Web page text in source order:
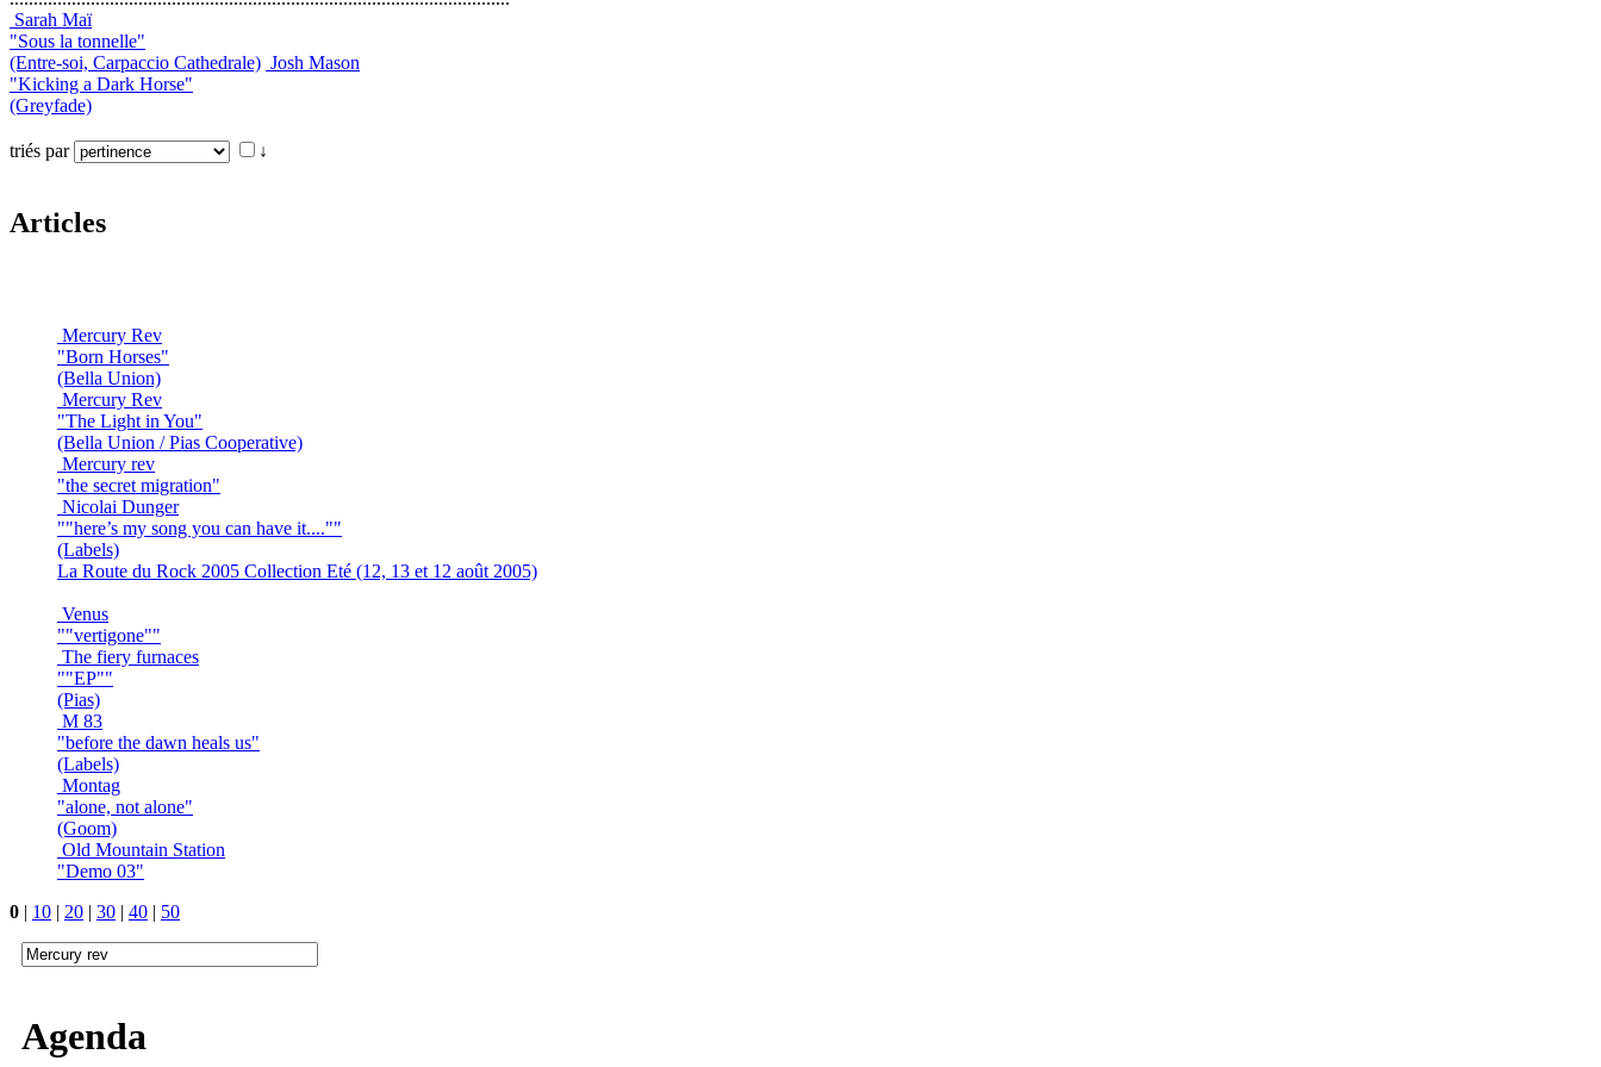
Sarah Maï
"Sous la tonnelle"
(Entre-soi, Carpaccio Cathedrale) Josh Mason
"Kicking a Dark Horse"
(Greyfade)
triés par ↓
Articles
Mercury Rev
"Born Horses"
(Bella Union)
Mercury Rev
"The Light in You"
(Bella Union / Pias Cooperative)
Mercury rev
"the secret migration"
Nicolai Dunger
""here’s my song you can have it....""
(Labels)
La Route du Rock 2005 Collection Eté (12, 13 et 12 août 2005)
Venus
""vertigone""
The fiery furnaces
""EP""
(Pias)
M 83
"before the dawn heals us"
(Labels)
Montag
"alone, not alone"
(Goom)
Old Mountain Station
"Demo 03"
0 | 10 | 20 | 30 | 40 | 50
Agenda